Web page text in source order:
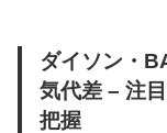
ダイソン・
気代差 – 注
把握